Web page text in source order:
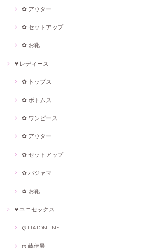
✿ アウター
✿ セットアップ
✿ お靴
♥ レディース
✿ トップス
✿ ボトムス
✿ ワンピース
✿ アウター
✿ セットアップ
✿ パジャマ
✿ お靴
♥ ユニセックス
ღ UATONLINE
ღ 藤伊曼